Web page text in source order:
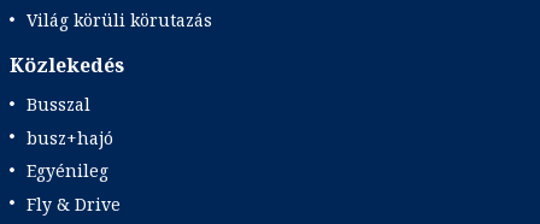
Világ körüli körutazás
Közlekedés
Busszal
busz+hajó
Egyénileg
Fly & Drive